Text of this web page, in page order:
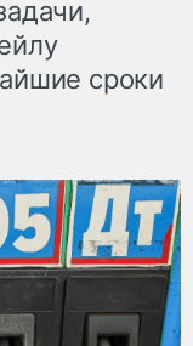
сроки